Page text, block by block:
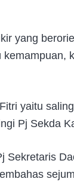
yang
yaitu
Pj Sekda
Sekretaris